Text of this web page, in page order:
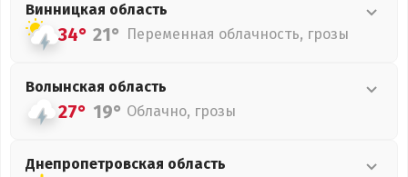
Винницкая область
34° 21° Переменная облачность, грозы
Волынская область
27° 19° Облачно, грозы
Днепропетровская область